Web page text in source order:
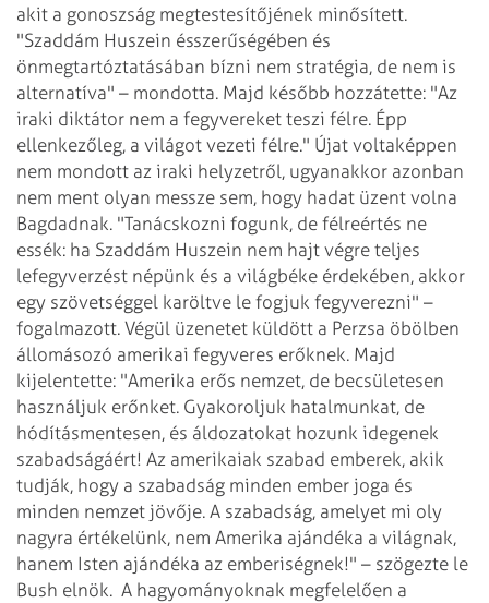
akit a gonoszság megtestesítőjének minősített.
"Szaddám Huszein ésszerűségében és
önmegtartóztatásában bízni nem stratégia, de nem is
alternatíva" – mondotta. Majd később hozzátette: "Az
iraki diktátor nem a fegyvereket teszi félre. Épp
ellenkezőleg, a világot vezeti félre." Újat voltaképpen
nem mondott az iraki helyzetről, ugyanakkor azonban
nem ment olyan messze sem, hogy hadat üzent volna
Bagdadnak. "Tanácskozni fogunk, de félreértés ne
essék: ha Szaddám Huszein nem hajt végre teljes
lefegyverzést népünk és a világbéke érdekében, akkor
egy szövetséggel karöltve le fogjuk fegyverezni" –
fogalmazott. Végül üzenetet küldött a Perzsa öbölben
állomásozó amerikai fegyveres erőknek. Majd
kijelentette: "Amerika erős nemzet, de becsületesen
használjuk erőnket. Gyakoroljuk hatalmunkat, de
hódításmentesen, és áldozatokat hozunk idegenek
szabadságáért! Az amerikaiak szabad emberek, akik
tudják, hogy a szabadság minden ember joga és
minden nemzet jövője. A szabadság, amelyet mi oly
nagyra értékelünk, nem Amerika ajándéka a világnak,
hanem Isten ajándéka az emberiségnek!" – szögezte le
Bush elnök. A hagyományoknak megfelelően a